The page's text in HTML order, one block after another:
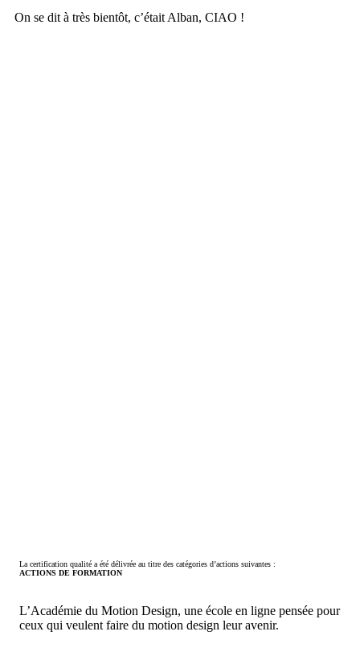
On se dit à très bientôt, c’était Alban, CIAO !
La certification qualité a été délivrée au titre des catégories d’actions suivantes :
ACTIONS DE FORMATION
L’Académie du Motion Design, une école en ligne pensée pour
ceux qui veulent faire du motion design leur avenir.